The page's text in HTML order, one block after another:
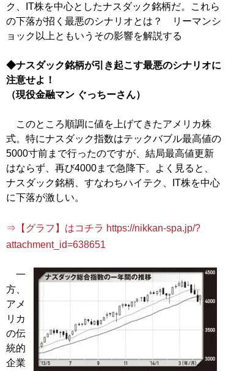
ク、IT株を中心としたナスダック銘柄だ。これら
の下落が招く最悪のシナリオとは？ リーマンシ
ョック以上ともいうその影響を解説する
◆ナスダック銘柄が引き起こす最悪のシナリオに
注意せよ！
（現役金融マン ぐっちーさん）
このところ順調に値を上げてきたアメリカ株
式。特にナスダック指数はテックバブル最高値の
5000寸前まで行ったのですが、結局最高値更新
はならず、再び4000まで急降下。よく見ると、
ナスダック銘柄、すなわちハイテク、IT株を中心
に下落が激しい。
⇒【グラフ】はコチラ https://nikkan-spa.jp/?
attachment_id=638651
一
方、
アメ
リカ
の伝
統的
企業